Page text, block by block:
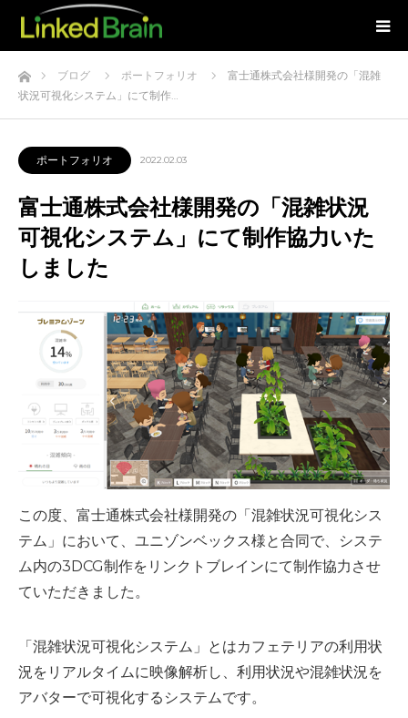
ホームブログ ポートフォリオ
富士通株式会社様開発の「混雑
状況可視化システム」にて制作…
ポートフォリオ 2022.02.03
富士通株式会社様開発の「混雑状況
可視化システム」にて制作協力いた
しました
この度、富士通株式会社様開発の「混雑状況可視化シス
テム」において、ユニゾンベックス様と合同で、システ
ム内の3DCG制作をリンクトブレインにて制作協力させ
ていただきました。
「混雑状況可視化システム」とはカフェテリアの利用状
況をリアルタイムに映像解析し、利用状況や混雑状況を
アバターで可視化するシステムです。